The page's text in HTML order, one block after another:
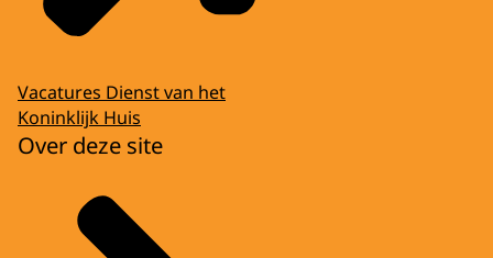
Vacatures Dienst van het
Koninklijk Huis
Over deze site